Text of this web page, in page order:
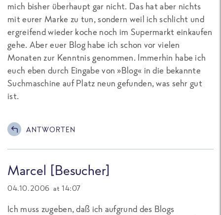
mich bisher überhaupt gar nicht. Das hat aber nichts
mit eurer Marke zu tun, sondern weil ich schlicht und
ergreifend wieder koche noch im Supermarkt einkaufen
gehe. Aber euer Blog habe ich schon vor vielen
Monaten zur Kenntnis genommen. Immerhin habe ich
euch eben durch Eingabe von »Blog« in die bekannte
Suchmaschine auf Platz neun gefunden, was sehr gut
ist.
ANTWORTEN
Marcel [Besucher]
04.10.2006 at 14:07
Ich muss zugeben, daß ich aufgrund des Blogs